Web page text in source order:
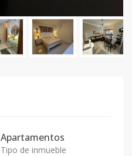
Apartamentos
Tipo de inmueble